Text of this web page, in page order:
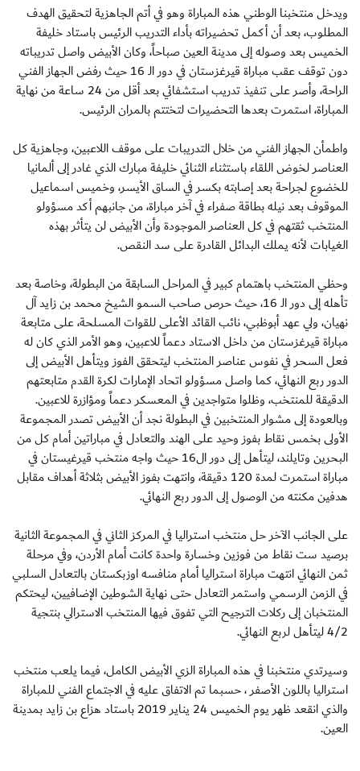
ويدخل منتخبنا الوطني هذه المباراة وهو في أتم الجاهزية لتحقيق الهدف
المطلوب، بعد أن أكمل تحضيراته بأداء التدريب الرئيس باستاد خليفة
الخميس بعد وصوله إلى مدينة العين صباحاً، وكان الأبيض واصل تدريباته
دون توقف عقب مباراة قيرغزستان في دور الـ 16 حيث رفض الجهاز الفني
الراحة، وأصر على تنفيذ تدريب استشفائي بعد أقل من 24 ساعة من نهاية
المباراة، استمرت بعدها التحضيرات لتختتم بالمران الرئيس.
واطمأن الجهاز الفني من خلال التدريبات على موقف اللاعبين، وجاهزية كل
العناصر لخوض اللقاء باستثناء الثنائي خليفة مبارك الذي غادر إلى ألمانيا
للخضوع لجراحة بعد إصابته بكسر في الساق الأيسر، وخميس اسماعيل
الموقوف بعد نيله بطاقة صفراء في آخر مباراة، من جانبهم أكد مسؤولو
المنتخب ثقتهم في كل العناصر الموجودة وأن الأبيض لن يتأثر بهذه
الغيابات لأنه يملك البدائل القادرة على سد النقص.
وحظي المنتخب باهتمام كبير في المراحل السابقة من البطولة، وخاصة بعد
تأهله إلى دور الـ 16، حيث حرص صاحب السمو الشيخ محمد بن زايد آل
نهيان، ولي عهد أبوظبي، نائب القائد الأعلى للقوات المسلحة، على متابعة
مباراة قيرغزستان من داخل الاستاد دعماً للاعبين، وهو الأمر الذي كان له
فعل السحر في نفوس عناصر المنتخب ليتحقق الفوز ويتأهل الأبيض إلى
الدور ربع النهائي، كما واصل مسؤولو اتحاد الإمارات لكرة القدم متابعتهم
الدقيقة للمنتخب، وظلوا متواجدين في المعسكر دعماً ومؤازرة للاعبين.
وبالعودة إلى مشوار المنتخبين في البطولة نجد أن الأبيض تصدر المجموعة
الأولى بخمس نقاط بفوز وحيد على الهند والتعادل في مباراتين أمام كل من
البحرين وتايلند، ليتأهل إلى دور ال16 حيث واجه منتخب قيرغيستان في
مباراة استمرت لمدة 120 دقيقة، وانتهت بفوز الأبيض بثلاثة أهداف مقابل
هدفين مكنته من الوصول إلى الدور ربع النهائي.
على الجانب الآخر حل منتخب استراليا في المركز الثاني في المجموعة الثانية
برصيد ست نقاط من فوزين وخسارة واحدة كانت أمام الأردن، وفي مرحلة
ثمن النهائي انتهت مباراة استراليا أمام منافسه اوزبكستان بالتعادل السلبي
في الزمن الرسمي واستمر التعادل حتى نهاية الشوطين الإضافيين، ليحتكم
المنتخبان إلى ركلات الترجيح التي تفوق فيها المنتخب الاسترالي بنتجية
4/2 ليتأهل لربع النهائي.
وسيرتدي منتخبنا في هذه المباراة الزي الأبيض الكامل، فيما يلعب منتخب
استراليا باللون الأصفر ، حسبما تم الاتفاق عليه في الاجتماع الفني للمباراة
والذي انقعد ظهر يوم الخميس
24 يناير 2019 باستاد هزاع بن زايد بمدينة
العين.